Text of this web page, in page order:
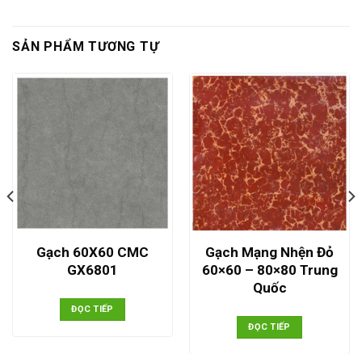
SẢN PHẨM TƯƠNG TỰ
Gạch 60X60 CMC
GX6801
ĐỌC TIẾP
Gạch Mạng Nhện Đỏ
60×60 – 80×80 Trung
Quốc
ĐỌC TIẾP